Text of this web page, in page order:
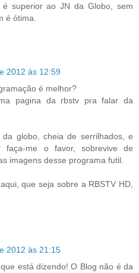
superior ao JN da Globo, sem
é ótima.
2012 às 12:59
é melhor?
pagina da rbstv pra falar da
globo, cheia de serrilhados, e
faça-me o favor, sobrevive de
imagens desse programa futil.
que seja sobre a RBSTV HD,
2012 às 21:15
está dizendo! O Blog não é da